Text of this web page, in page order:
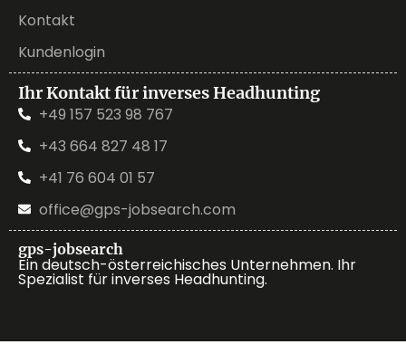
Kontakt
Kundenlogin
Ihr Kontakt für inverses Headhunting
+49 157 523 98 767
+43 664 827 48 17
+41 76 604 01 57
office@gps-jobsearch.com
gps-jobsearch
Ein deutsch-österreichisches Unternehmen. Ihr
Spezialist für inverses Headhunting.